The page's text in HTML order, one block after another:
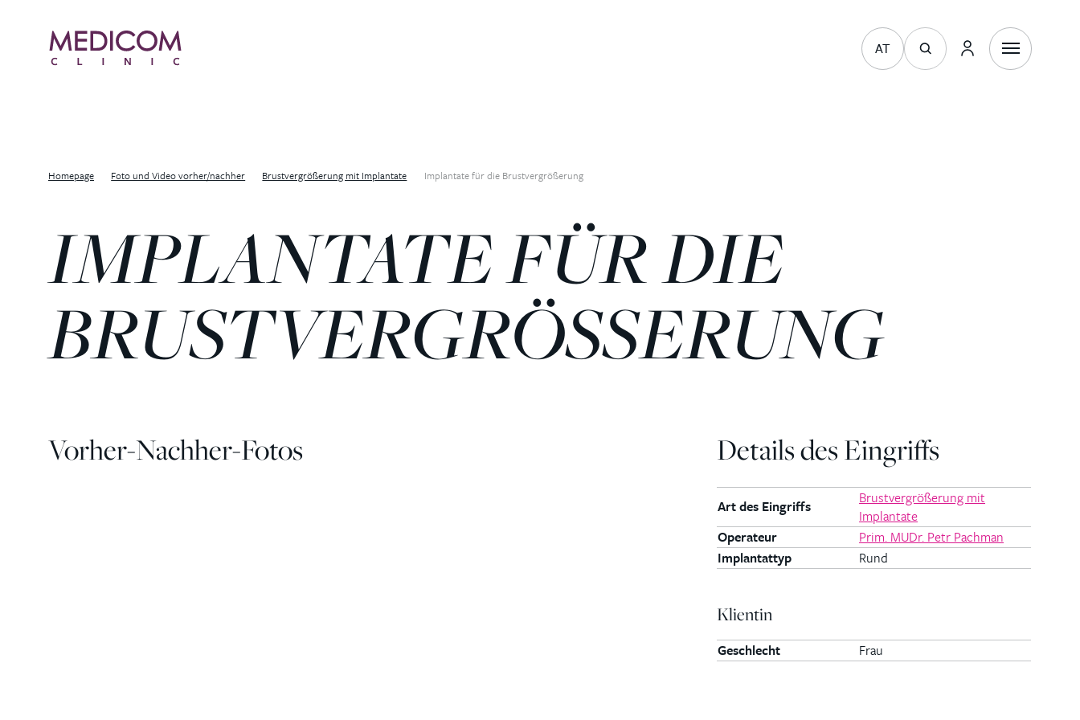
AT
Homepage Foto und Video vorher/nachher Brustvergrößerung mit Implantate Implantate für die Brustvergrößerung
IMPLANTATE FÜR DIE
BRUSTVERGRÖSSERUNG
Vorher-Nachher-Fotos Details des Eingriffs
Art des Eingriffs
Brustvergrößerung mit
Implantate
Operateur
Prim. MUDr. Petr Pachman
Implantattyp
Rund
Klientin
Geschlecht Frau